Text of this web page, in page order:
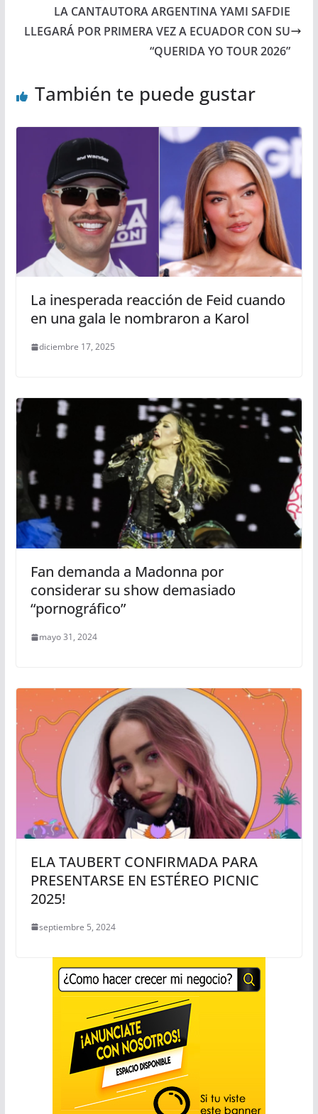
LA CANTAUTORA ARGENTINA YAMI SAFDIE
LLEGARÁ POR PRIMERA VEZ A ECUADOR CON SU
“QUERIDA YO TOUR 2026”
También te puede gustar
La inesperada reacción de Feid cuando
en una gala le nombraron a Karol
diciembre 17, 2025
Fan demanda a Madonna por
considerar su show demasiado
“pornográfico”
mayo 31, 2024
ELA TAUBERT CONFIRMADA PARA
PRESENTARSE EN ESTÉREO PICNIC
2025!
septiembre 5, 2024